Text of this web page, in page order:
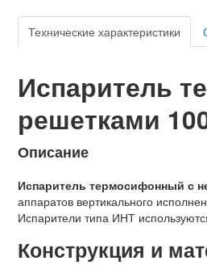
Технические характеристики
Испаритель
решетками
Описание
Испаритель термосифонный с
аппаратов вертикального
Испарители типа ИНТ
Конструкция и